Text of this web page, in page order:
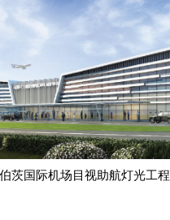
茨国际机场目视助航灯光工程